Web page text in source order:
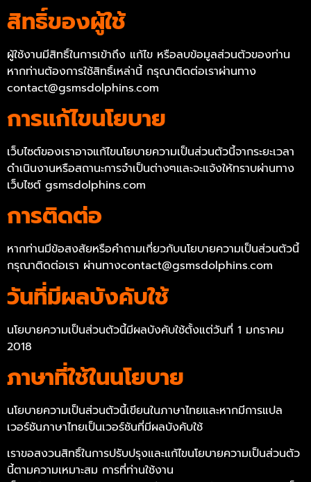
สิทธิ์ของผู้ใช้
ผู้ใช้งานมีสิทธิ์ในการเข้าถึง แก้ไข หรือลบข้อมูลส่วนตัวของท่าน
หากท่านต้องการใช้สิทธิ์เหล่านี้ กรุณาติดต่อเราผ่านทาง
contact@gsmsdolphins.com
การแก้ไขนโยบาย
เว็บไซต์ของเราอาจแก้ไขนโยบายความเป็นส่วนตัวนี้จากระยะเวลา
ดำเนินงานหรือสถานะการจำเป็นต่างๆและจะแจ้งให้ทราบผ่านทาง
เว็บไซต์ gsmsdolphins.com
การติดต่อ
หากท่านมีข้อสงสัยหรือคำถามเกี่ยวกับนโยบายความเป็นส่วนตัวนี้
กรุณาติดต่อเรา ผ่านทางcontact@gsmsdolphins.com
วันที่มีผลบังคับใช้
นโยบายความเป็นส่วนตัวนี้มีผลบังคับใช้ตั้งแต่วันที่ 1 มกราคม
2018
ภาษาที่ใช้ในนโยบาย
นโยบายความเป็นส่วนตัวนี้เขียนในภาษาไทยและหากมีการแปล
เวอร์ชันภาษาไทยเป็นเวอร์ชันที่มีผลบังคับใช้
เราขอสงวนสิทธิ์ในการปรับปรุงและแก้ไขนโยบายความเป็นส่วนตัว
นี้ตามความเหมาะสม การที่ท่านใช้งาน